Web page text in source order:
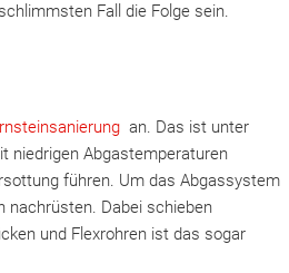
Fall die Folge sein.
an. Das ist unter
niedrigen Abgastemperaturen
führen. Um das Abgassystem
nachrüsten. Dabei schieben
und Flexrohren ist das sogar